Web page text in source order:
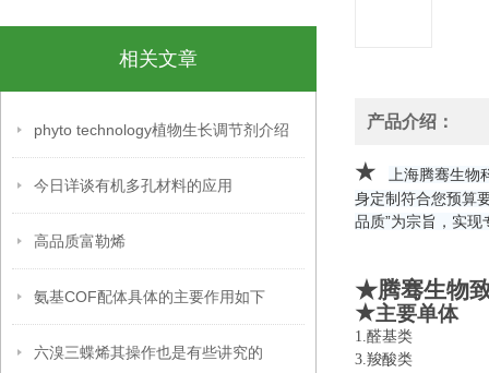
相关文章
phyto technology植物生长调节剂介绍
今日详谈有机多孔材料的应用
高品质富勒烯
氨基COF配体具体的主要作用如下
六溴三蝶烯其操作也是有些讲究的
产品介绍：
★
上海腾骞生
身定制符合您预算
品质”为宗旨，实
★腾骞生物
★主要单体
1.醛基
3.羧酸